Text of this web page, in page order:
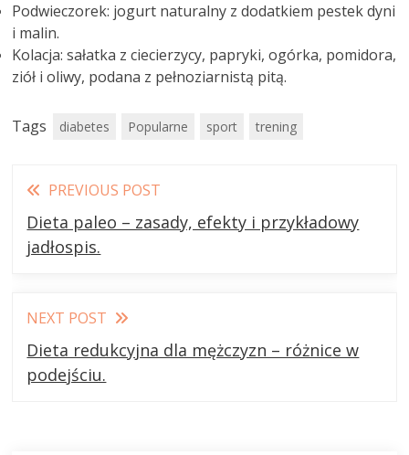
Podwieczorek: jogurt naturalny z dodatkiem pestek dyni
i malin.
Kolacja: sałatka z ciecierzycy, papryki, ogórka, pomidora,
ziół i oliwy, podana z pełnoziarnistą pitą.
Tags diabetes Popularne sport trening
Read
more
articles
PREVIOUS POST
Dieta paleo – zasady, efekty i przykładowy
jadłospis.
NEXT POST
Dieta redukcyjna dla mężczyzn – różnice w
podejściu.